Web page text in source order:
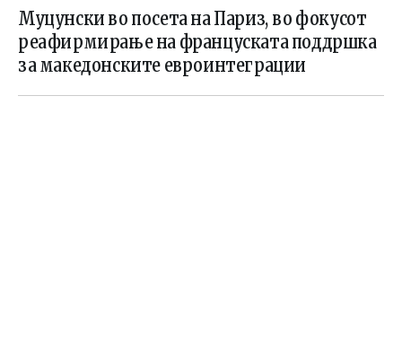
Муцунски во посета на Париз, во фокусот
реафирмирање на француската поддршка
за македонските евроинтеграции